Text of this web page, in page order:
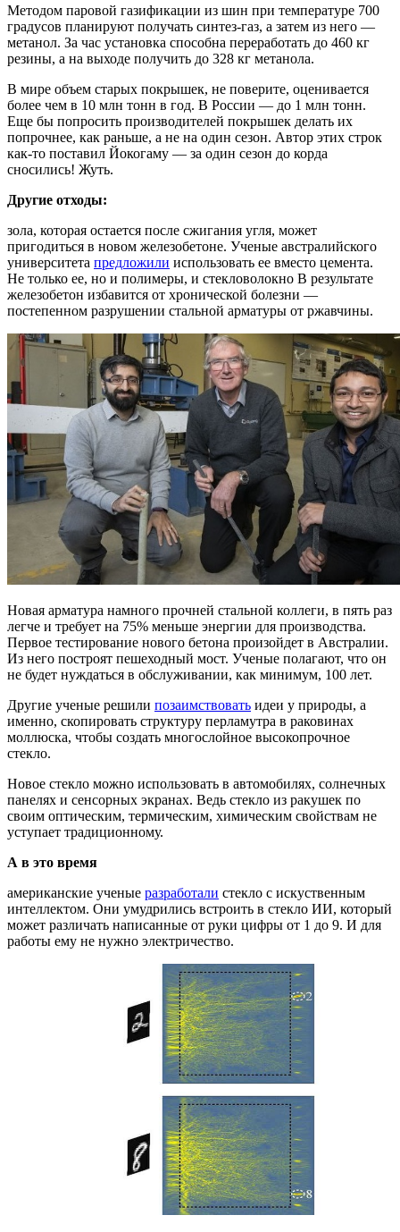
Методом паровой газификации из шин при температуре 700
градусов планируют получать синтез-газ, а затем из него —
метанол. За час установка способна переработать до 460 кг
резины, а на выходе получить до 328 кг метанола.
В мире объем старых покрышек, не поверите, оценивается
более чем в 10 млн тонн в год. В России — до 1 млн тонн.
Еще бы попросить производителей покрышек делать их
попрочнее, как раньше, а не на один сезон. Автор этих строк
как-то поставил Йокогаму — за один сезон до корда
сносились! Жуть.
Другие отходы:
зола, которая остается после сжигания угля, может
пригодиться в новом железобетоне. Ученые австралийского
университета предложили использовать ее вместо цемента.
Не только ее, но и полимеры, и стекловолокно В результате
железобетон избавится от хронической болезни —
постепенном разрушении стальной арматуры от ржавчины.
Новая арматура намного прочней стальной коллеги, в пять раз
легче и требует на 75% меньше энергии для производства.
Первое тестирование нового бетона произойдет в Австралии.
Из него построят пешеходный мост. Ученые полагают, что он
не будет нуждаться в обслуживании, как минимум, 100 лет.
Другие ученые решили позаимствовать идеи у природы, а
именно, скопировать структуру перламутра в раковинах
моллюска, чтобы создать многослойное высокопрочное
стекло.
Новое стекло можно использовать в автомобилях, солнечных
панелях и сенсорных экранах. Ведь стекло из ракушек по
своим оптическим, термическим, химическим свойствам не
уступает традиционному.
А в это время
американские ученые разработали стекло с искуственным
интеллектом. Они умудрились встроить в стекло ИИ, который
может различать написанные от руки цифры от 1 до 9. И для
работы ему не нужно электричество.